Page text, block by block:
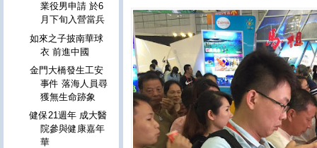
業役男申請 於6
月下旬入營當兵
如來之子披南華球
衣 前進中國
金門大橋發生工安
事件 落海人員尋
獲無生命跡象
健保21週年 成大醫
院參與健康嘉年
華